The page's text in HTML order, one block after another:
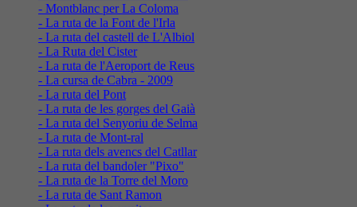
- Montblanc per La Coloma
- La ruta de la Font de l'Irla
- La ruta del castell de L'Albiol
- La Ruta del Cister
- La ruta de l'Aeroport de Reus
- La cursa de Cabra - 2009
- La ruta del Pont
- La ruta de les gorges del Gaià
- La ruta del Senyoriu de Selma
- La ruta de Mont-ral
- La ruta dels avencs del Catllar
- La ruta del bandoler "Pixo"
- La ruta de la Torre del Moro
- La ruta de Sant Ramon